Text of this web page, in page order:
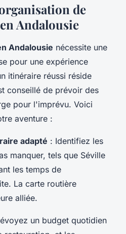
de
Andalousie
Andalousie nécessite une
pour une expérience
itinéraire réussi réside
conseillé de prévoir des
pour l'imprévu. Voici
aventure :
adapté : Identifiez les
manquer, tels que Séville
les temps de
La carte routière
alliée.
un budget quotidien